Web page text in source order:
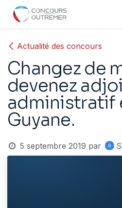
Se rendre au contenu
Actualité des concours
Changez de
devenez
administratif
Guyane.
5 septembre 2019 par